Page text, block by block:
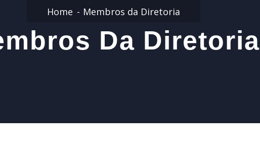
Home Membros da Diretoria
Da Diretoria